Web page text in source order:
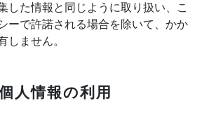
した情報と同じように取り扱い、こ
ーで許諾される場合を除いて、かか
しません。
人情報の利用